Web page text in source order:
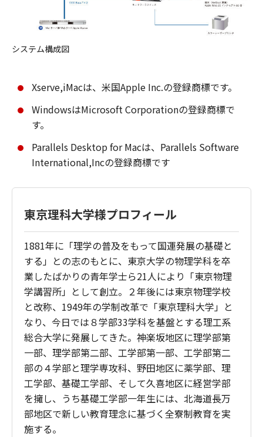
システム構成図
Xserve,iMacは、米国Apple Inc.の登録商標です。
WindowsはMicrosoft Corporationの登録商標で
す。
Parallels Desktop for Macは、Parallels Software
International,Incの登録商標です
東京理科大学様プロフィール
1881年に「理学の普及をもって国運発展の基礎と
する」との志のもとに、東京大学の物理学科を卒
業したばかりの青年学士ら21人により「東京物理
学講習所」として創立。２年後には東京物理学校
と改称、1949年の学制改革で「東京理科大学」と
なり、今日では８学部33学科を基盤とする理工系
総合大学に発展してきた。神楽坂地区に理学部第
一部、理学部第二部、工学部第一部、工学部第二
部の４学部と理学専攻科、野田地区に薬学部、理
工学部、基礎工学部、そして久喜地区に経営学部
を擁し、うち基礎工学部一年生には、北海道長万
部地区で新しい教育理念に基づく全寮制教育を実
施する。